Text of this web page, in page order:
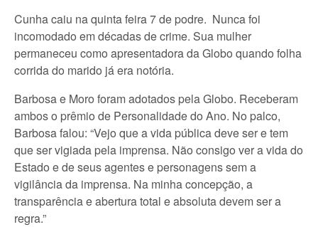
Cunha caiu na quinta feira 7 de podre. Nunca foi
incomodado em décadas de crime. Sua mulher
permaneceu como apresentadora da Globo quando folha
corrida do marido já era notória.
Barbosa e Moro foram adotados pela Globo. Receberam
ambos o prêmio de Personalidade do Ano. No palco,
Barbosa falou: “Vejo que a vida pública deve ser e tem
que ser vigiada pela imprensa. Não consigo ver a vida do
Estado e de seus agentes e personagens sem a
vigilância da imprensa. Na minha concepção, a
transparência e abertura total e absoluta devem ser a
regra.”